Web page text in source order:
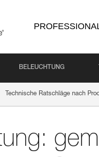
BELEUCHTUNG
Technische Ratschläge nach